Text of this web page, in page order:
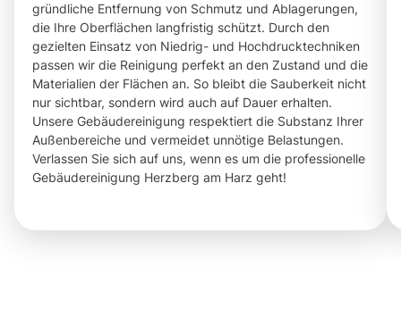
gründliche Entfernung von Schmutz und Ablagerungen,
die Ihre Oberflächen langfristig schützt. Durch den
gezielten Einsatz von Niedrig- und Hochdrucktechniken
passen wir die Reinigung perfekt an den Zustand und die
Materialien der Flächen an. So bleibt die Sauberkeit nicht
nur sichtbar, sondern wird auch auf Dauer erhalten.
Unsere Gebäudereinigung respektiert die Substanz Ihrer
Außenbereiche und vermeidet unnötige Belastungen.
Verlassen Sie sich auf uns, wenn es um die professionelle
Gebäudereinigung Herzberg am Harz geht!